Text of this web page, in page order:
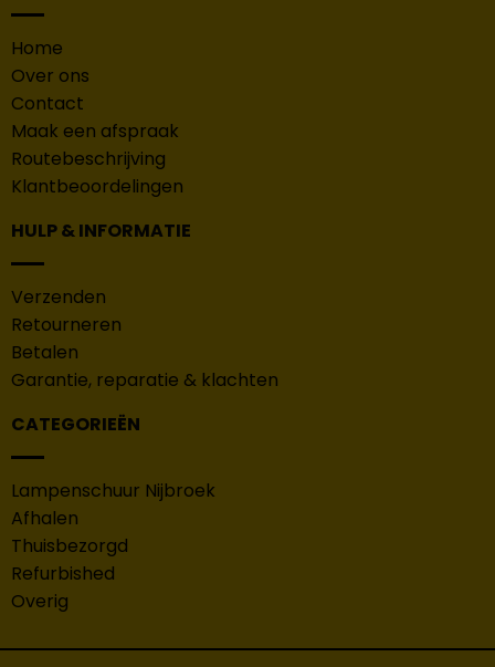
Home
Over ons
Contact
Maak een afspraak
Routebeschrijving
Klantbeoordelingen
HULP & INFORMATIE
Verzenden
Retourneren
Betalen
Garantie, reparatie & klachten
CATEGORIEËN
Lampenschuur Nijbroek
Afhalen
Thuisbezorgd
Refurbished
Overig